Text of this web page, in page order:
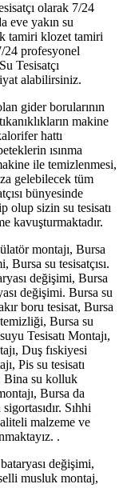
olarak 7/24
eve yakın su
tamiri klozet tamiri
24 profesyonel
Tesisatçı
alabilirsiniz.
gider borularının
makine
hattı
ısınma
ile temizlenmesi,
gelebilecek tüm
bünyesinde
olup sizin su tesisatı
kavuşturmaktadır.
montajı, Bursa
su tesisatçısı.
değişimi, Bursa
değişimi. Bursa su
boru tesisat, Bursa
Bursa su
Tesisatı Montajı,
Duş fıskiyesi
Pis su tesisatı
Bina su kolluk
Bursa da
Sıhhi
malzeme ve
.
değişimi,
musluk montaj,